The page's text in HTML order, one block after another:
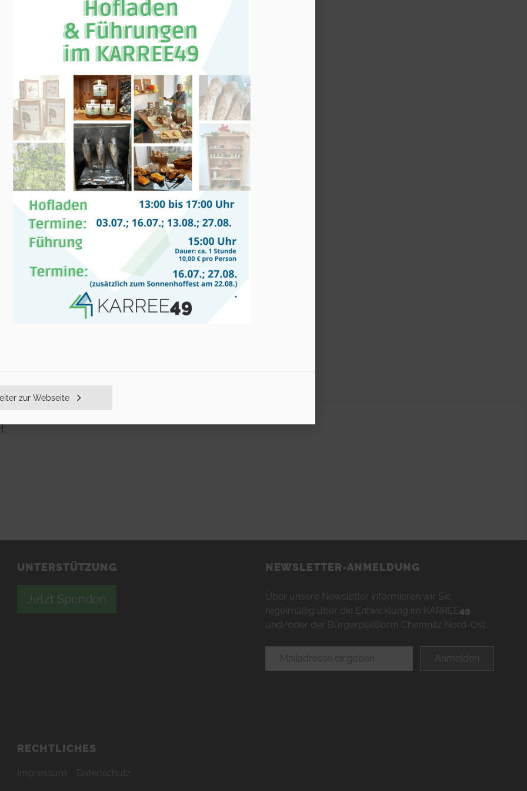
UNTERSTÜTZUNG
Jetzt Spenden
RECHTLICHES
Impressum Datenschutz
NEWSLETTER-ANMELDUNG
Über unsere Newsletter informieren wir Sie
regelmäßig über die Entwicklung im KARREE49
und/oder der Bürgerplattform Chemnitz Nord-Ost.
E-Mailadresse
Anmelden
zur Webseite